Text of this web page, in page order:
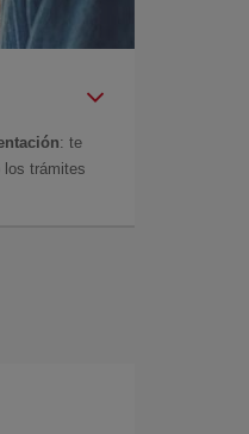
: te
los trámites